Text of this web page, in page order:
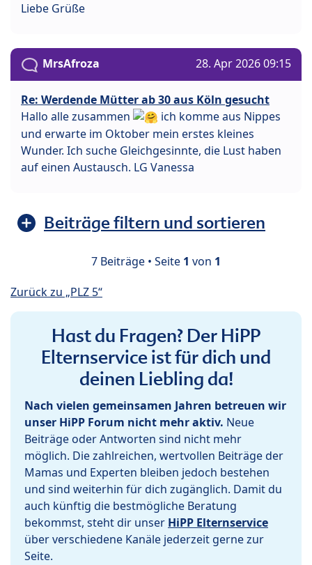
Liebe Grüße
MrsAfroza 28. Apr 2026 09:15
Re: Werdende Mütter ab 30 aus Köln gesucht
Hallo alle zusammen
ich komme aus Nippes
und erwarte im Oktober mein erstes kleines
Wunder. Ich suche Gleichgesinnte, die Lust haben
auf einen Austausch. LG Vanessa
Beiträge filtern und sortieren
7 Beiträge • Seite 1 von 1
Zurück zu „PLZ 5“
Hast du Fragen? Der HiPP
Elternservice ist für dich und
deinen Liebling da!
Nach vielen gemeinsamen Jahren betreuen wir
unser HiPP Forum nicht mehr aktiv. Neue
Beiträge oder Antworten sind nicht mehr
möglich. Die zahlreichen, wertvollen Beiträge der
Mamas und Experten bleiben jedoch bestehen
und sind weiterhin für dich zugänglich. Damit du
auch künftig die bestmögliche Beratung
bekommst, steht dir unser HiPP Elternservice
über verschiedene Kanäle jederzeit gerne zur
Seite.